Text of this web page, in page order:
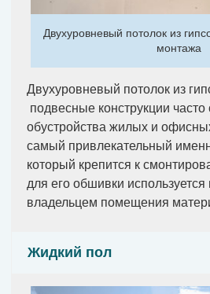
Двухуровневый потолок из
монтажа
Двухуровневый потолок из
подвесные конструкции часто
обустройства жилых и
самый привлекательный
который крепится к
для его обшивки
владельцем помещения
Жидкий пол